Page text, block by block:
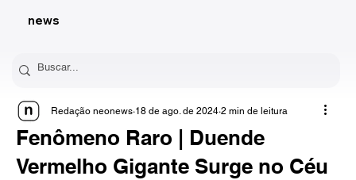
news
Fenômeno Raro | Duende
Vermelho Gigante Surge no Céu
Redação neonews 18 de ago. de 2024 2 min de leitura